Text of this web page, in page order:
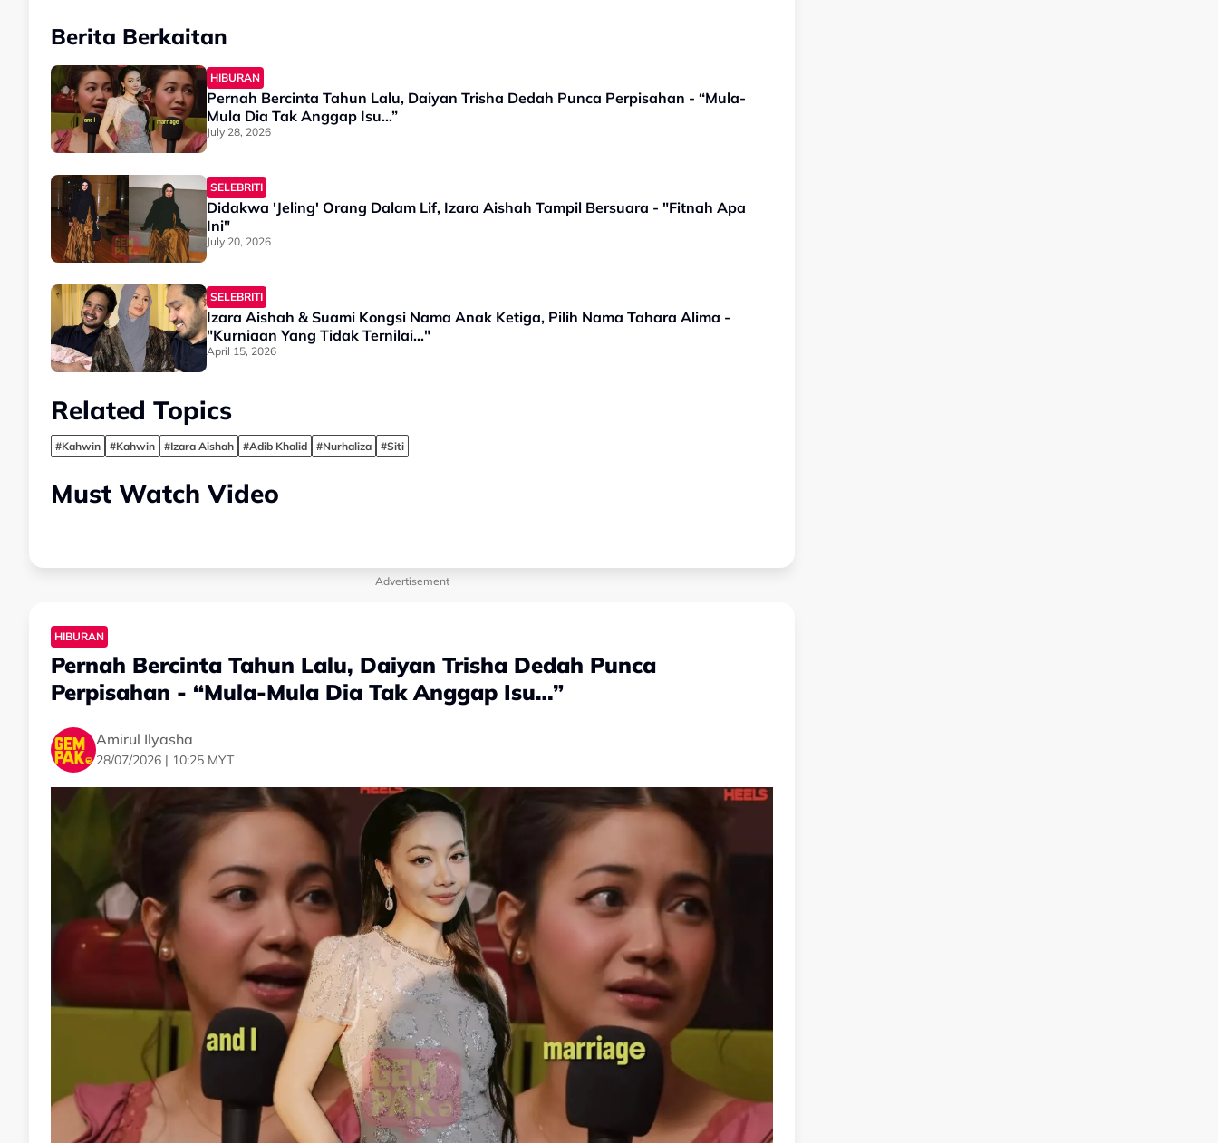
Berita Berkaitan
HIBURAN
Pernah Bercinta Tahun Lalu, Daiyan Trisha Dedah Punca Perpisahan - “Mula-
Mula Dia Tak Anggap Isu…”
July 28, 2026
SELEBRITI
Didakwa 'Jeling' Orang Dalam Lif, Izara Aishah Tampil Bersuara - "Fitnah Apa
Ini"
July 20, 2026
SELEBRITI
Izara Aishah & Suami Kongsi Nama Anak Ketiga, Pilih Nama Tahara Alima -
"Kurniaan Yang Tidak Ternilai..."
April 15, 2026
Related Topics
#Kahwin #Kahwin #Izara Aishah #Adib Khalid #Nurhaliza #Siti
Must Watch Video
Advertisement
HIBURAN
Pernah Bercinta Tahun Lalu, Daiyan Trisha Dedah Punca
Perpisahan - “Mula-Mula Dia Tak Anggap Isu…”
Amirul Ilyasha
28/07/2026 | 10:25 MYT